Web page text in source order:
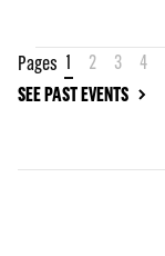
Pages 1 2 3 4
SEE PAST EVENTS